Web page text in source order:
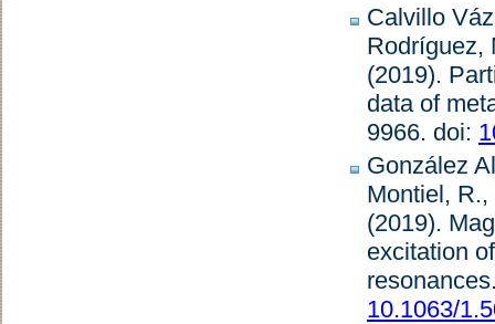
Calvillo
Rodríguez,
(2019).
data of
9966. doi:
González
Montiel,
(2019).
excitation
resonances
10.1063/